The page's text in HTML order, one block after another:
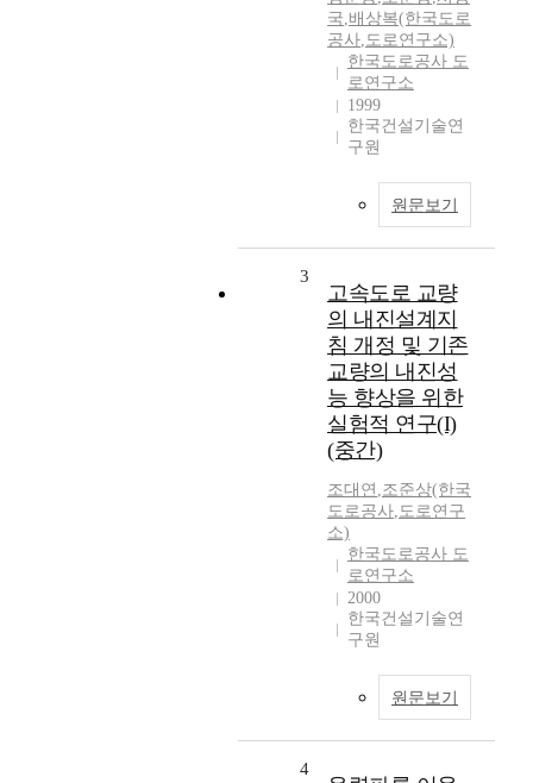
국,배상복(한국도로
공사,도로연구소)
한국도로공사 도
로연구소
1999
한국건설기술연
구원
원문보기
3
고속도로 교량
의 내진설계지
침 개정 및 기존
교량의 내진성
능 향상을 위한
실험적 연구(I)
(중간)
조대연 ,조준상(한국
도로공사,도로연구
소)
한국도로공사 도
로연구소
2000
한국건설기술연
구원
원문보기
4